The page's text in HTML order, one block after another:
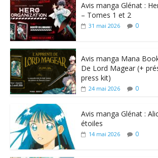
Avis manga Glénat :
– Tomes 1 et 2
31 mai 2026 0
Avis manga Mana
De Lord Magear (+
press kit)
24 mai 2026 0
Avis manga Glénat :
étoiles
14 mai 2026 0